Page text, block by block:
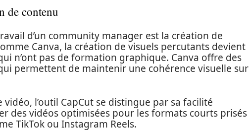
de contenu
d’un community manager est la création de
Canva, la création de visuels percutants devient
n’ont pas de formation graphique. Canva offre des
permettent de maintenir une cohérence visuelle sur
l’outil CapCut se distingue par sa facilité
des vidéos optimisées pour les formats courts prisés
TikTok ou Instagram Reels.